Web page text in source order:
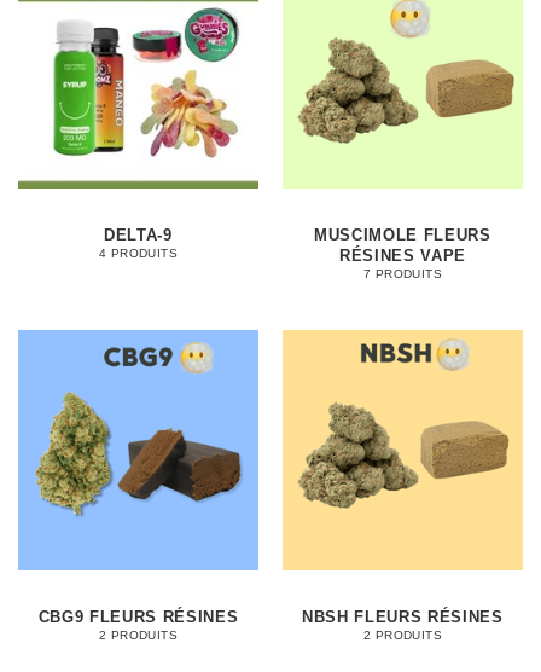
DELTA-9
4 PRODUITS
MUSCIMOLE FLEURS
RÉSINES VAPE
7 PRODUITS
CBG9 FLEURS RÉSINES
2 PRODUITS
NBSH FLEURS RÉSINES
2 PRODUITS